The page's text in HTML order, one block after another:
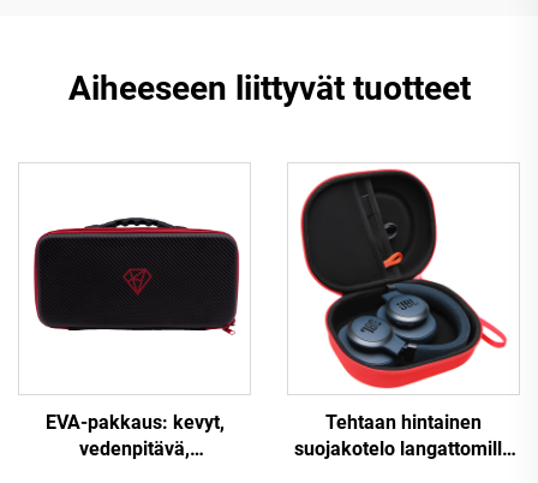
Aiheeseen liittyvät tuotteet
EVA-pakkaus: kevyt,
vedenpitävä,
Tehtaan hintainen
suojakotelo langattomille